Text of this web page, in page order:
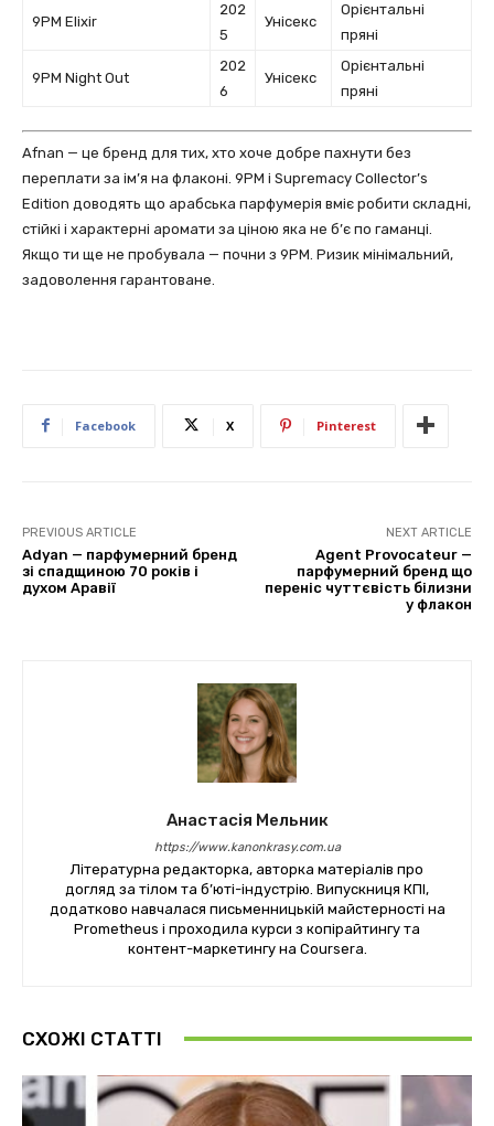
9PM Elixir
202
5
Унісекс
Орієнтальні
пряні
9PM Night Out
202
6
Унісекс
Орієнтальні
пряні
Afnan — це бренд для тих, хто хоче добре пахнути без
переплати за ім’я на флаконі. 9PM і Supremacy Collector’s
Edition доводять що арабська парфумерія вміє робити складні,
стійкі і характерні аромати за ціною яка не б’є по гаманці.
Якщо ти ще не пробувала — почни з 9PM. Ризик мінімальний,
задоволення гарантоване.
Facebook X Pinterest
PREVIOUS ARTICLE
Adyan — парфумерний бренд
зі спадщиною 70 років і
духом Аравії
NEXT ARTICLE
Agent Provocateur —
парфумерний бренд що
переніс чуттєвість білизни
у флакон
Анастасія Мельник
https://www.kanonkrasy.com.ua
Літературна редакторка, авторка матеріалів про
догляд за тілом та б’юті-індустрію. Випускниця КПІ,
додатково навчалася письменницькій майстерності на
Prometheus і проходила курси з копірайтингу та
контент-маркетингу на Coursera.
СХОЖІ СТАТТІ